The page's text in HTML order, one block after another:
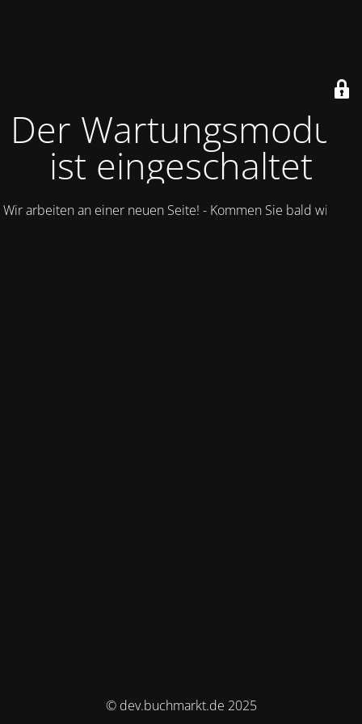
Der Wartungsmodus
ist eingeschaltet
Wir arbeiten an einer neuen Seite! - Kommen Sie bald wieder.
© dev.buchmarkt.de 2025